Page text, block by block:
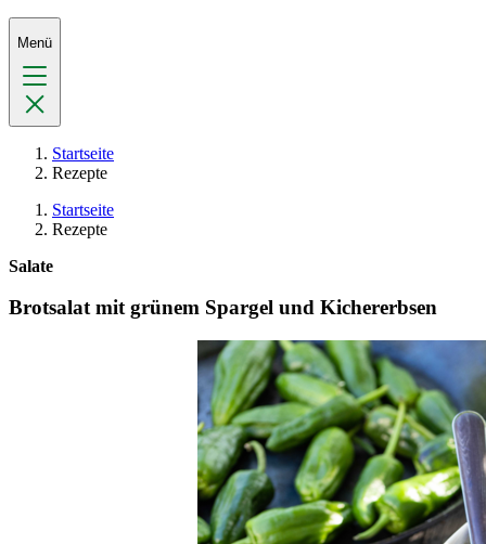
Menü
Startseite
Rezepte
Startseite
Rezepte
Salate
Brotsalat mit grünem Spargel und Kichererbsen